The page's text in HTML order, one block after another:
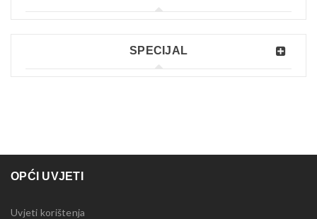
SPECIJAL
OPĆI UVJETI
Uvjeti korištenja